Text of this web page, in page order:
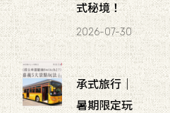
式秘境！
2026-07-30
承式旅行｜
暑期限定玩